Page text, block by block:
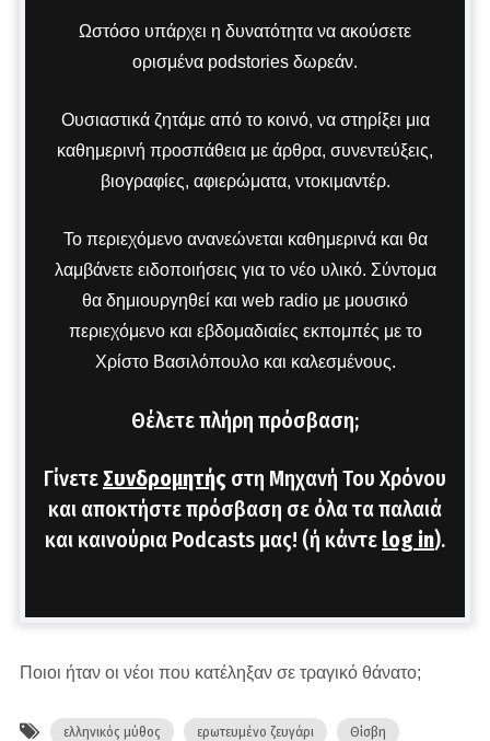
Ωστόσο υπάρχει η δυνατότητα να ακούσετε
ορισμένα podstories δωρεάν.
Ουσιαστικά ζητάμε από το κοινό, να στηρίξει μια
καθημερινή προσπάθεια με άρθρα, συνεντεύξεις,
βιογραφίες, αφιερώματα, ντοκιμαντέρ.
Το περιεχόμενο ανανεώνεται καθημερινά και θα
λαμβάνετε ειδοποιήσεις για το νέο υλικό. Σύντομα
θα δημιουργηθεί και web radio με μουσικό
περιεχόμενο και εβδομαδιαίες εκπομπές με το
Χρίστο Βασιλόπουλο και καλεσμένους.
Θέλετε πλήρη πρόσβαση;
Γίνετε Συνδρομητής στη Μηχανή Του Χρόνου
και αποκτήστε πρόσβαση σε όλα τα παλαιά
και καινούρια Podcasts μας! (ή κάντε log in).
Ποιοι ήταν οι νέοι που κατέληξαν σε τραγικό θάνατο;
ελληνικός μύθος ερωτευμένο ζευγάρι
Θίσβη